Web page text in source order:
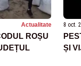
Actualitate
ROȘU
8 oct.
ȘI